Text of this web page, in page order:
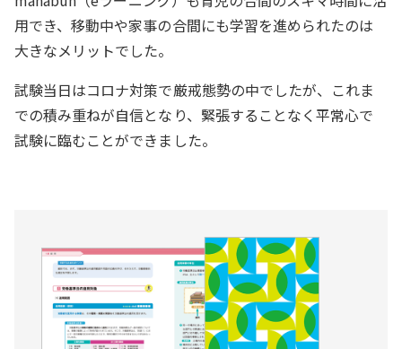
用でき、移動中や家事の合間にも学習を進められたのは
大きなメリットでした。
試験当日はコロナ対策で厳戒態勢の中でしたが、これま
での積み重ねが自信となり、緊張することなく平常心で
試験に臨むことができました。